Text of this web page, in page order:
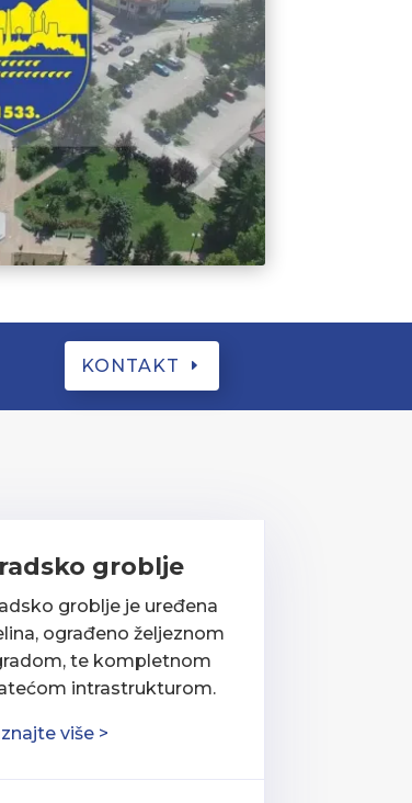
KONTAKT
groblje
groblje je uređena
ograđeno željeznom
te kompletnom
intrastrukturom.
više >